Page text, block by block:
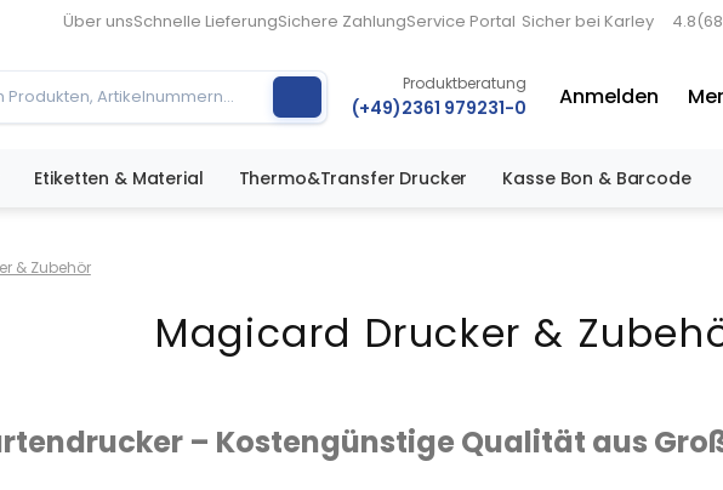
Über unsSchnelle LieferungSichere ZahlungService Portal Sicher bei Karley 4.8
Produktberatung
(+49)2361 979231-0 Anmelden
Etiketten & Material Thermo&Transfer Drucker Kasse Bon & Barcode
& Zubehör
Magicard Drucker &
– Kostengünstige Qualität aus